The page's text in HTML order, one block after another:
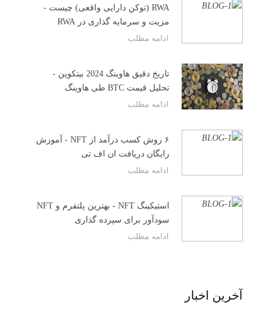
RWA (توکن دارایی واقعی) چیست -
مزیت و سرمایه گذاری در RWA
ادامه مطلب
تاریخ دقیق هاوینگ 2024 بیتکوین -
تحلیل قیمت BTC طی هاوینگ
ادامه مطلب
۶ روش کسب درآمد از NFT - آموزش
رایگان دریافت ان اف تی
ادامه مطلب
استیکینگ NFT - بهترین پلتفرم و NFT
سودآور برای سپرده گذاری
ادامه مطلب
آخرین اخبار